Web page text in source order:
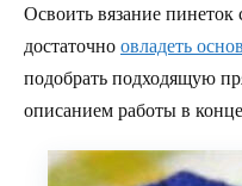
Освоить вязание
достаточно овладеть
подобрать подходящую
описанием работы в